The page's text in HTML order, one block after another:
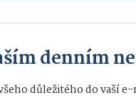
denním
důležitého do vaší